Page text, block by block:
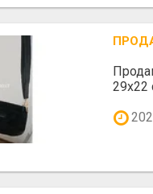
29х22